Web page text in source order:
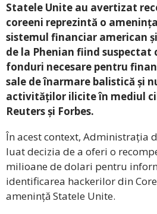
Statele Unite au avertizat
coreeni reprezintă o
sistemul financiar american
de la Phenian fiind suspectat
fonduri necesare pentru
sale de înarmare balistică și
activităților ilicite în mediul
Reuters și Forbes.
În acest context, Administrația
luat decizia de a oferi o
milioane de dolari pentru
identificarea hackerilor din
amenință Statele Unite.